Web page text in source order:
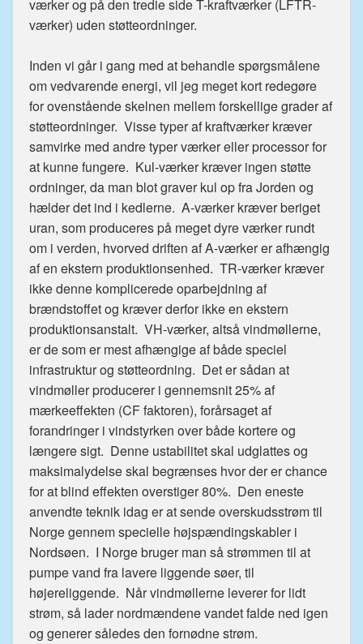
værker og på den tredie side T-kraftværker (LFTR-
værker) uden støtteordninger.
Inden vi går i gang med at behandle spørgsmålene
om vedvarende energi, vil jeg meget kort redegøre
for ovenstående skelnen mellem forskellige grader af
støtteordninger. Visse typer af kraftværker kræver
samvirke med andre typer værker eller processor for
at kunne fungere. Kul-værker kræver ingen støtte
ordninger, da man blot graver kul op fra Jorden og
hælder det ind i kedlerne. A-værker kræver beriget
uran, som produceres på meget dyre værker rundt
om i verden, hvorved driften af A-værker er afhængig
af en ekstern produktionsenhed. TR-værker kræver
ikke denne komplicerede oparbejdning af
brændstoffet og kræver derfor ikke en ekstern
produktionsanstalt. VH-værker, altså vindmøllerne,
er de som er mest afhængige af både speciel
infrastruktur og støtteordning. Det er sådan at
vindmøller producerer i gennemsnit 25% af
mærkeeffekten (CF faktoren), forårsaget af
forandringer i vindstyrken over både kortere og
længere sigt. Denne ustabilitet skal udglattes og
maksimalydelse skal begrænses hvor der er chance
for at blind effekten overstiger 80%. Den eneste
anvendte teknik idag er at sende overskudsstrøm til
Norge gennem specielle højspændingskabler i
Nordsøen. I Norge bruger man så strømmen til at
pumpe vand fra lavere liggende søer, til
højereliggende. Når vindmøllerne leverer for lidt
strøm, så lader nordmændene vandet falde ned igen
og generer således den fornødne strøm.